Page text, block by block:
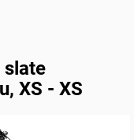
slate
XS - XS